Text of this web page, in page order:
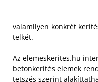
valamilyen konkrét
telkét.
Az elemeskerites.hu
betonkerítés elemek
tetszés szerint